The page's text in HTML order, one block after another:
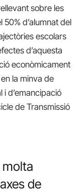
sobre les
d’alumnat del
escolars
d’aquesta
econòmicament
la minva de
i d’emancipació
de Transmissió
de